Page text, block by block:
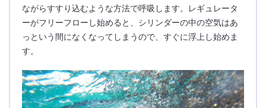
ながらすすり込むような方法で呼吸します。レギュレータ
ーがフリーフローし始めると、シリンダーの中の空気はあ
っという間になくなってしまうので、すぐに浮上し始めま
す。